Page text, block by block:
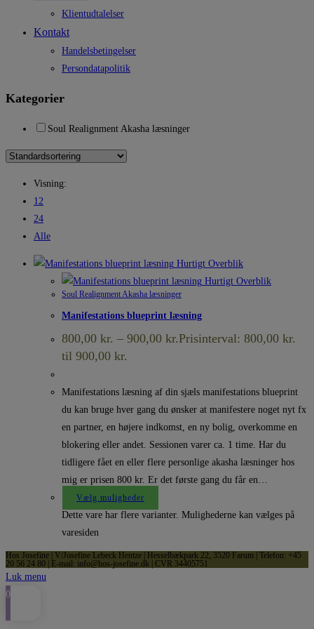
Klientudtalelser
Kontakt
Handelsbetingelser
Persondatapolitik
Kategorier
Soul Realignment Akasha læsninger
Visning:
12
24
Alle
Hurtigt Overblik
Hurtigt Overblik
Soul Realignment Akasha læsninger
Manifestations blueprint læsning
800,00 kr. – 900,00 kr.Prisinterval: 800,00 kr.
til 900,00 kr.
Manifestations læsning af din sjæls manifestations blueprint
du kan bruge hver gang du ønsker at manifestere noget nyt fx
en partner, en højere indkomst, en ny bolig, overkomme en
blokering eller andet. Sessionen varer ca. 1 time. Har du
tidligere fået en eller flere personlige akasha læsninger hos
mig er prisen 800 kr. Er det første gang du får en…
Vælg muligheder
Dette vare har flere varianter. Mulighederne kan vælges på
varesiden
Hos Josefine | V/Josefine Lebeck Hentze | Hesselbækpark 22, 3520 Farum | Telefon: +45
20 56 24 80 | E-mail: info@hos-josefine.dk | CVR 34405751
Luk menu
0